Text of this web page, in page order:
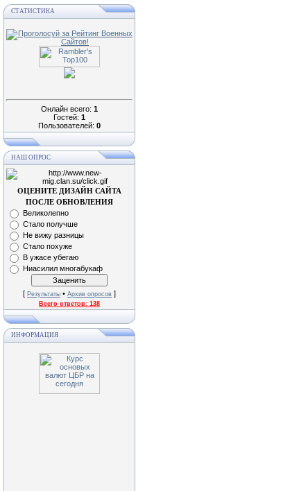
СТАТИСТИКА
Онлайн всего: 1
Гостей: 1
Пользователей: 0
НАШ ОПРОС
ОЦЕНИТЕ ДИЗАЙН САЙТА
ПОСЛЕ ОБНОВЛЕНИЯ
Великолепно
Стало получше
Не вижу разницы
Стало похуже
В ужасе убегаю
Ниасилил многабукаф
[ Результаты • Архив опросов ]
Всего ответов: 138
ИНФОРМАЦИЯ